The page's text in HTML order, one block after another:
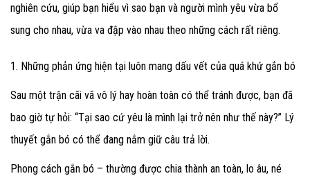
nghiên cứu, giúp bạn hiểu vì sao bạn và người mình yêu vừa bổ
sung cho nhau, vừa va đập vào nhau theo những cách rất riêng.
1. Những phản ứng hiện tại luôn mang dấu vết của quá khứ gắn bó
Sau một trận cãi vã vô lý hay hoàn toàn có thể tránh được, bạn đã
bao giờ tự hỏi: “Tại sao cứ yêu là mình lại trở nên như thế này?” Lý
thuyết gắn bó có thể đang nắm giữ câu trả lời.
Phong cách gắn bó – thường được chia thành an toàn, lo âu, né